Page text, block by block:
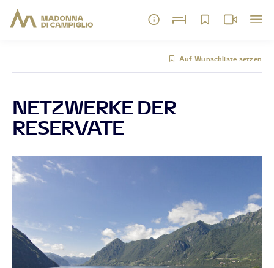
Auf Wunschliste setzen
NETZWERKE DER
RESERVATE